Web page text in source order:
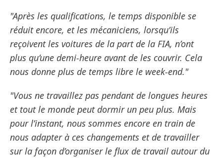
"Après les qualifications, le temps disponible se
réduit encore, et les mécaniciens, lorsqu’ils
reçoivent les voitures de la part de la FIA, n’ont
plus qu’une demi-heure avant de les couvrir. Cela
nous donne plus de temps libre le week-end."
"Vous ne travaillez pas pendant de longues heures
et tout le monde peut dormir un peu plus. Mais
pour l’instant, nous sommes encore en train de
nous adapter à ces changements et de travailler
sur la façon d’organiser le flux de travail autour du